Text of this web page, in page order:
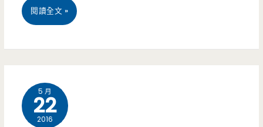
打
飲
料
(已
桃
美
食-
閱讀全文 »
5 月
22
2016